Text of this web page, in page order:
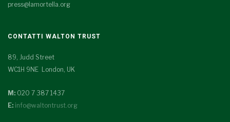
press@lamortella.org
CONTATTI WALTON TRUST
89, Judd Street
WC1H 9NE London, UK
M: 020 7 387 1437
E: info@waltontrust.org